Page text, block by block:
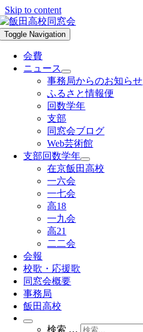
Skip to content
Toggle Navigation
会費
ニュース
事務局からのお知らせ
ふるさと情報便
回数学年
支部
同窓会ブログ
Web芸術館
支部回数学年
在京飯田高校
一六会
一七会
高18
一九会
高21
二二会
会報
校歌・応援歌
同窓会概要
事務局
飯田高校
検索 …